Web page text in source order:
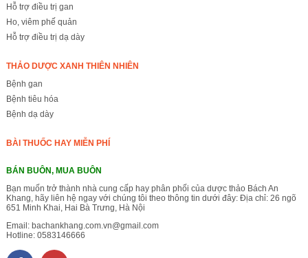
Hỗ trợ điều trị gan
Ho, viêm phế quản
Hỗ trợ điều trị dạ dày
THẢO DƯỢC XANH THIÊN NHIÊN
Bệnh gan
Bệnh tiêu hóa
Bệnh dạ dày
BÀI THUỐC HAY MIỄN PHÍ
BÁN BUÔN, MUA BUÔN
Bạn muốn trở thành nhà cung cấp hay phân phối của dược thảo Bách An
Khang, hãy liên hệ ngay với chúng tôi theo thông tin dưới đây: Địa chỉ: 26 ngõ
651 Minh Khai, Hai Bà Trưng, Hà Nội
Email: bachankhang.com.vn@gmail.com
Hotline: 0583146666